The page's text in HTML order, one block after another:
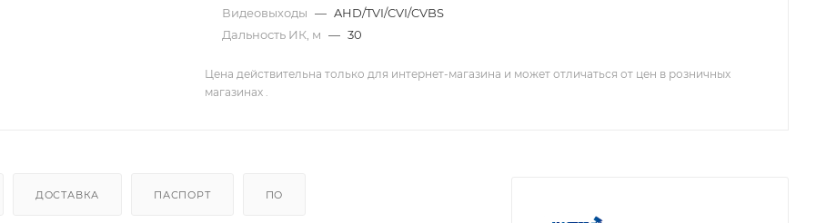
Видеовыходы — AHD/TVI/CVI/CVBS
Дальность ИК, м — 30
Цена действительна только для интернет-магазина и может отличаться от цен в розничных
магазинах .
ДОСТАВКА ПАСПОРТ ПО